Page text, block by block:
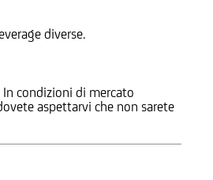
diverse.
condizioni di mercato
aspettarvi che non sarete